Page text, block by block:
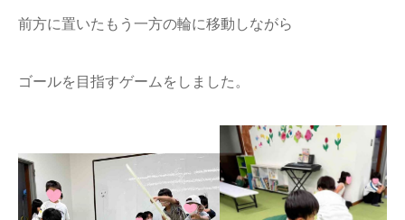
前方に置いたもう一方の輪に移動しながら
ゴールを目指すゲームをしました。